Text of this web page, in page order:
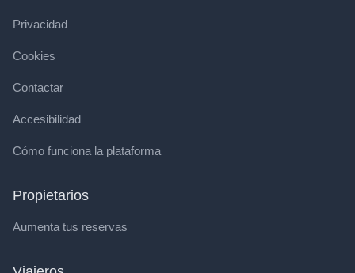
Privacidad
Cookies
Contactar
Accesibilidad
Cómo funciona la plataforma
Propietarios
Aumenta tus reservas